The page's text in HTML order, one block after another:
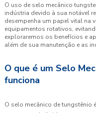
O uso de selo mecânico
indústria devido à sua notável
desempenha um papel vital na
equipamentos rotativos,
exploraremos os benefícios e
além de sua manutenção e as
O que é um Selo
funciona
O selo mecânico de tungstênio